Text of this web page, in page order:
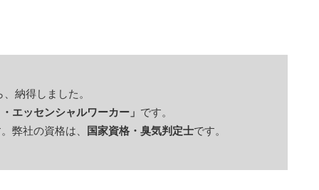
納得しました。
エッセンシャルワーカー」 です。
弊社の資格は、
国家資格・臭気判定士です。